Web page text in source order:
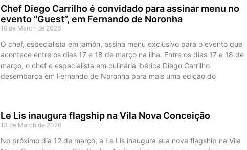
Chef Diego Carrilho é convidado para assinar menu no
evento “Guest”, em Fernando de Noronha
16 de March de 2026
O chef, especialista em jamón, assina menu exclusivo para o evento que
acontece entre os dias 17 e 18 de março na ilha. Entre os dias 17 e 18 de
março, o chef e especialista em culinária ibérica Diego Carrilho
desembarca em Fernando de Noronha para mais uma edição do
Le Lis inaugura flagship na Vila Nova Conceição
13 de March de 2026
No próximo dia 12 de março, a Le Lis inaugura sua nova flagship na Vila